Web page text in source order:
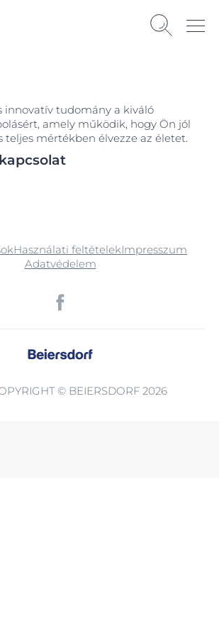
innovatív tudomány a kiváló
amely működik, hogy Ön jól
teljes mértékben élvezze az életet.
Használati feltételekImpresszum
Adatvédelem
© BEIERSDORF 2026